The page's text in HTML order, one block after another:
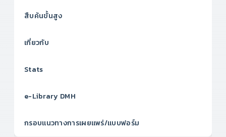
สืบค้นขั้นสูง
เกี่ยวกับ
Stats
e-Library DMH
กรอบแนวทางการเผยแพร่/แบบฟอร์ม